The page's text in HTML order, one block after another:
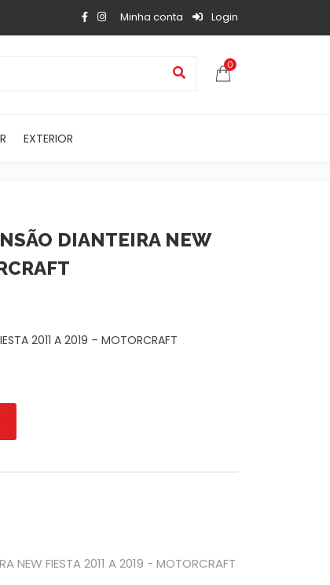
Minha conta Login
0
EXTERIOR
DIANTEIRA NEW
2011 A 2019 – MOTORCRAFT
FIESTA 2011 A 2019 - MOTORCRAFT quantidade
NEW FIESTA 2011 A 2019 - MOTORCRAFT